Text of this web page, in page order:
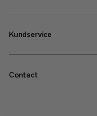
Kundservice
Contact